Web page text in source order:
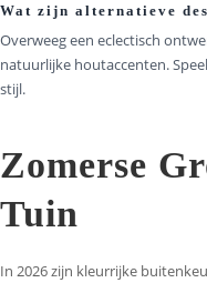
Wat zijn alternatieve
Overweeg een eclectisch
natuurlijke houtaccenten.
stijl.
Zomerse
Tuin
In 2026 zijn kleurrijke